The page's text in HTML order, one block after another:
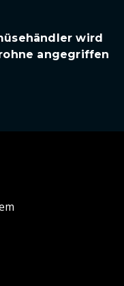
wird
angegriffen